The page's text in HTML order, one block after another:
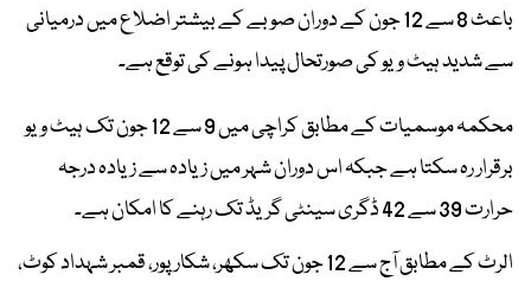
باعث 8 سے 12 جون کے دوران صوبے کے بیشتر اضلاع میں درمیانی
سے شدید ہیٹ ویو کی صورتحال پیدا ہونے کی توقع ہے۔
محکمہ موسمیات کے مطابق کراچی میں 9 سے 12 جون تک ہیٹ ویو
برقرار رہ سکتا ہے جبکہ اس دوران شہر میں زیادہ سے زیادہ درجہ
حرارت 39 سے 42 ڈگری سینٹی گریڈ تک رہنے کا امکان ہے۔
الرٹ کے مطابق آج سے 12 جون تک سکھر، شکارپور، قمبر شہداد کوٹ،